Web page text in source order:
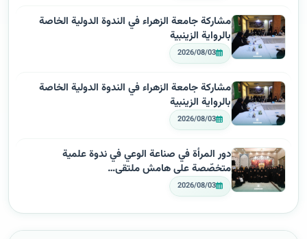
مشاركة جامعة الزهراء في الندوة الدولية الخاصة
بالرواية الزينبية
2026/08/03
مشاركة جامعة الزهراء في الندوة الدولية الخاصة
بالرواية الزينبية
2026/08/03
دور المرأة في صناعة الوعي في ندوة علمية
متخصّصة على هامش ملتقى…
2026/08/03